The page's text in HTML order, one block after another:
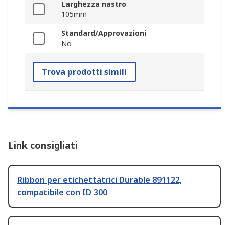
Larghezza nastro
105mm
Standard/Approvazioni
No
Trova prodotti simili
Link consigliati
Ribbon per etichettatrici Durable 891122,
compatibile con ID 300